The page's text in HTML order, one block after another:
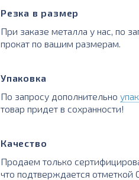
Резка в размер
При заказе металла у нас, по
прокат по вашим размерам.
Упаковка
По запросу дополнительно
товар придет в сохранности!
Качество
Продаем только
что подтверждается отметкой